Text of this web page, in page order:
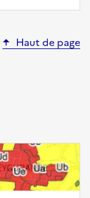
Haut de page